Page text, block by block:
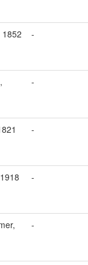
-
-
-
-
-